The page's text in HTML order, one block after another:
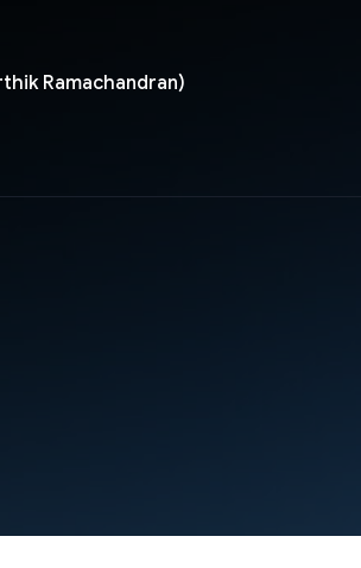
Ramachandran)